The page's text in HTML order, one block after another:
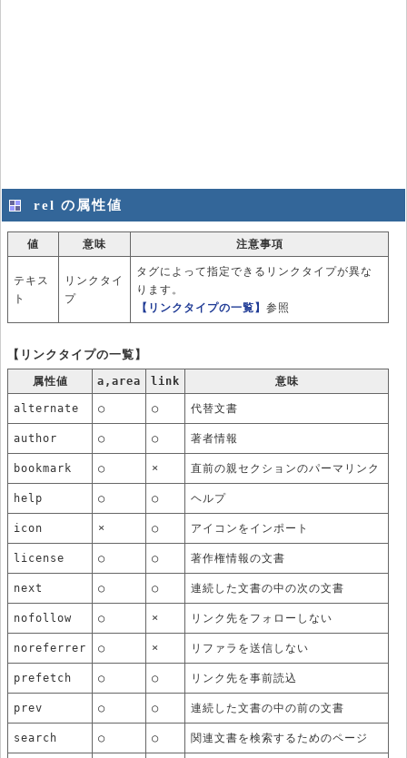
rel の属性値
値 意味 注意事項
テキス
ト
リンクタイ
プ
タグによって指定できるリンクタイプが異な
ります。
【リンクタイプの一覧】 参照
【リンクタイプの一覧】
属性値 a,area link 意味
alternate ○ ○ 代替文書
author ○ ○ 著者情報
bookmark ○ × 直前の親セクションのパーマリンク
help ○ ○ ヘルプ
icon × ○ アイコンをインポート
license ○ ○ 著作権情報の文書
next ○ ○ 連続した文書の中の次の文書
nofollow ○ × リンク先をフォローしない
noreferrer ○ × リファラを送信しない
prefetch ○ ○ リンク先を事前読込
prev ○ ○ 連続した文書の中の前の文書
search ○ ○ 関連文書を検索するためのページ